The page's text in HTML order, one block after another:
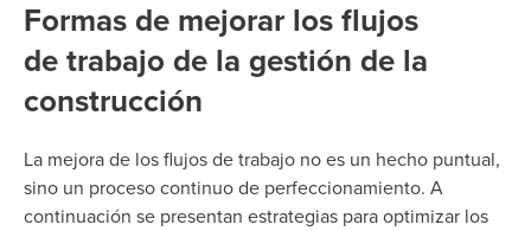
Formas de mejorar los flujos
de trabajo de la gestión de la
construcción
La mejora de los flujos de trabajo no es un hecho puntual,
sino un proceso continuo de perfeccionamiento. A
continuación se presentan estrategias para optimizar los